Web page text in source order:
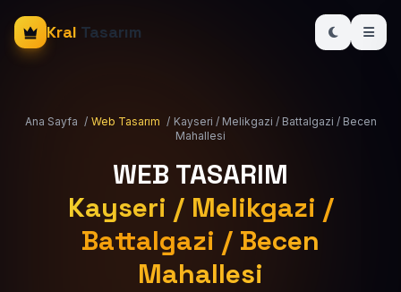
Kral Tasarım
Ana Sayfa / Web Tasarım / Kayseri / Melikgazi / Battalgazi / Becen
Mahallesi
WEB TASARIM
Kayseri / Melikgazi /
Battalgazi / Becen
Mahallesi